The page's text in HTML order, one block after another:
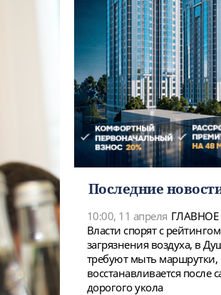
Последние
10:00, 11 апреля
Власти спорят с рейтингом
загрязнения воздуха, в
требуют мыть
восстанавливается после
дорогого укола